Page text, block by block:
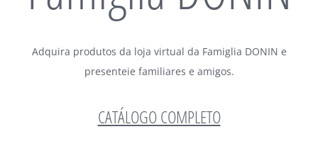
Adquira produtos da loja virtual da Famiglia DONIN e
presenteie familiares e amigos.
CATÁLOGO COMPLETO